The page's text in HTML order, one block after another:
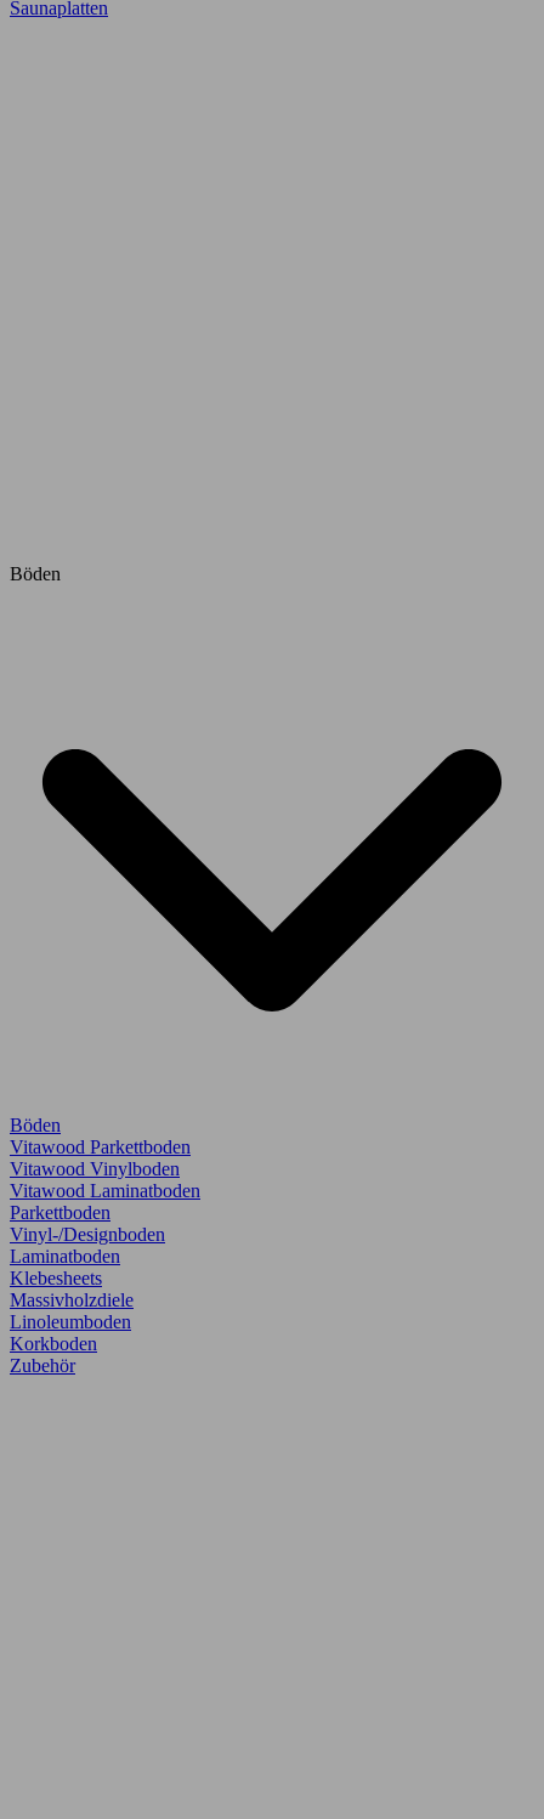
Saunaplatten
Böden
Böden
Vitawood Parkettboden
Vitawood Vinylboden
Vitawood Laminatboden
Parkettboden
Vinyl-/Designboden
Laminatboden
Klebesheets
Massivholzdiele
Linoleumboden
Korkboden
Zubehör